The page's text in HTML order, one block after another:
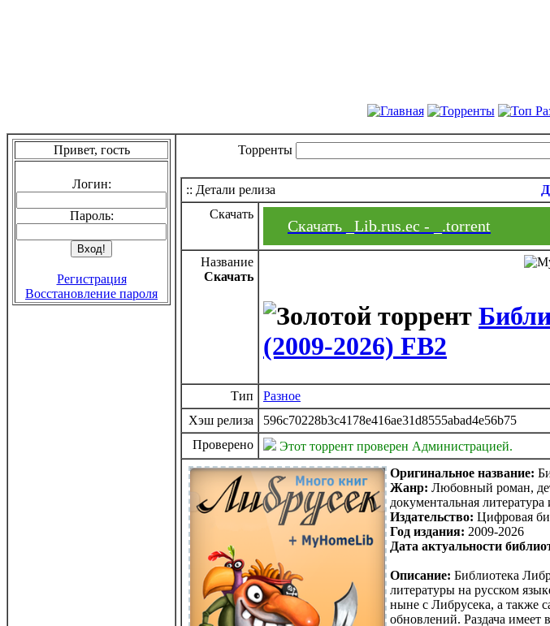
Привет, гость
Логин:
Пароль:
Регистрация
Восстановление пароля
Торренты
:: Детали релиза
Скачать
Скачать _Lib.rus.ec - _.torrent
Название
Скачать
(2009-2026) FB2
Тип
Разное
Хэш релиза
596c70228b3c4178e416ae31d8555abad4e56b75
Проверено
Этот торрент проверен Администрацией.
Оригинальное название:
Жанр: Любовный роман,
документальная
Издательство: Цифровая
Год издания: 2009-2026
Дата актуальности
Описание: Библиотека
литературы на русском
ныне с Либрусека, а также
обновлений. Раздача имеет